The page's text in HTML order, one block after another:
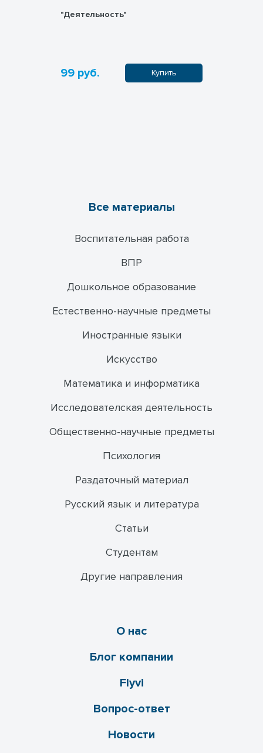
"Деятельность"
99 руб. Купить
Все материалы
Воспитательная работа
ВПР
Дошкольное образование
Естественно-научные предметы
Иностранные языки
Искусство
Математика и информатика
Исследователская деятельность
Общественно-научные предметы
Психология
Раздаточный материал
Русский язык и литература
Статьи
Студентам
Другие направления
О нас
Блог компании
Flyvi
Вопрос-ответ
Новости